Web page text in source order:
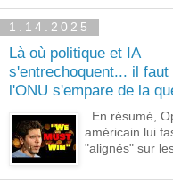
1.14.2025
Là où politique et IA
s'entrechoquent... il faut
l'ONU s'empare de la
En résumé,
américain lui
"alignés" sur